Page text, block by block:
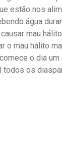
estão nos
água
mau
o mau hálito
o dia
todos os